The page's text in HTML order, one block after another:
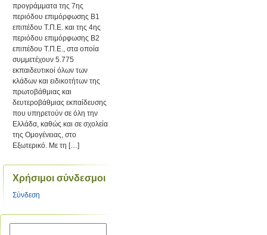
προγράμματα της 7ης
περιόδου επιμόρφωσης Β1
επιπέδου Τ.Π.Ε. και της 4ης
περιόδου επιμόρφωσης Β2
επιπέδου Τ.Π.Ε., στα οποία
συμμετέχουν 5.775
εκπαιδευτικοί όλων των
κλάδων και ειδικοτήτων της
πρωτοβάθμιας και
δευτεροβάθμιας εκπαίδευσης
που υπηρετούν σε όλη την
Ελλάδα, καθώς και σε σχολεία
της Ομογένειας, στο
Εξωτερικό. Με τη […]
Χρήσιμοι σύνδεσμοι
Σύνδεση